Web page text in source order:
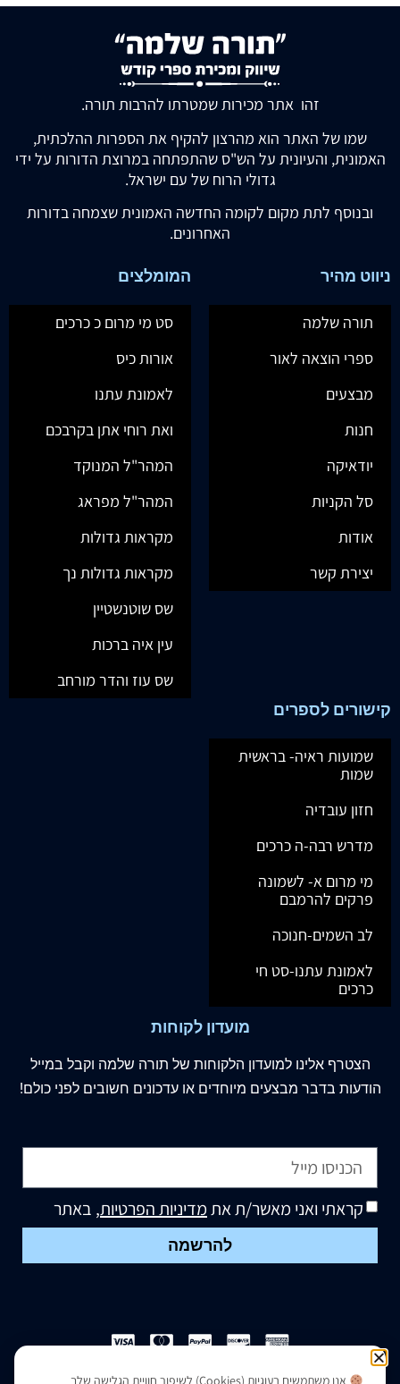
זהו אתר מכירות שמטרתו להרבות תורה.
שמו של האתר הוא מהרצון להקיף את הספרות ההלכתית,
האמונית, והעיונית על הש"ס שהתפתחה במרוצת הדורות על ידי
גדולי הרוח של עם ישראל.
ובנוסף לתת מקום לקומה החדשה האמונית שצמחה בדורות
האחרונים.
ניווט מהיר
תורה שלמה
ספרי הוצאה לאור
מבצעים
חנות
יודאיקה
סל הקניות
אודות
יצירת קשר
המומלצים
סט מי מרום כ כרכים
אורות כיס
לאמונת עתנו
ואת רוחי אתן בקרבכם
המהר"ל המנוקד
המהר"ל מפראג
מקראות גדולות
מקראות גדולות נך
שס שוטנשטיין
עין איה ברכות
שס עוז והדר מורחב
קישורים לספרים
שמועות ראיה- בראשית
שמות
חזון עובדיה
מדרש רבה-ה כרכים
מי מרום א- לשמונה
פרקים להרמבם
לב השמים-חנוכה
לאמונת עתנו-סט חי
כרכים
מועדון לקוחות
הצטרף אלינו למועדון הלקוחות של תורה שלמה וקבל במייל
הודעות בדבר מבצעים מיוחדים או עדכונים חשובים לפני כולם!
קראתי ואני מאשר/ת אתמדיניות הפרטיות, באתר
להרשמה
אנו משתמשים בעוגיות (Cookies) לשיפור חוויית הגלישה שלך